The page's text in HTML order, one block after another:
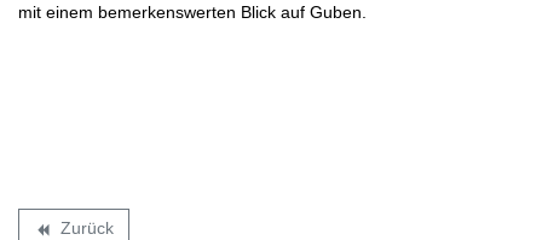
mit einem bemerkenswerten Blick auf Guben.
backward Zurück